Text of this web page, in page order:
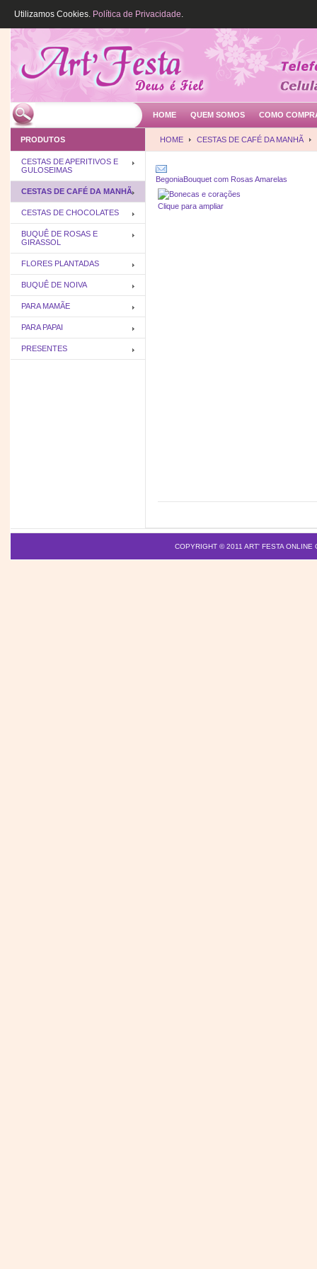
HOME QUEM SOMOS COMO
HOME CESTAS DE CAFÉ DA MANHÃ
BegoniaBouquet com Rosas Amarelas
Clique para ampliar
PRODUTOS
CESTAS DE APERITIVOS E
GULOSEIMAS
CESTAS DE CAFÉ DA MANHÃ
CESTAS DE CHOCOLATES
BUQUÊ DE ROSAS E
GIRASSOL
FLORES PLANTADAS
BUQUÊ DE NOIVA
PARA MAMÃE
PARA PAPAI
PRESENTES
COPYRIGHT © 2011 ART' FESTA ONLINE
Utilizamos Cookies. Política de Privacidade.